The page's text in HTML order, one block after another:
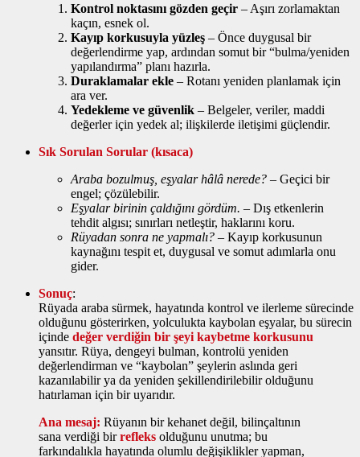
Kontrol noktasını gözden geçir – Aşırı zorlamaktan
kaçın, esnek ol.
Kayıp korkusuyla yüzleş – Önce duygusal bir
değerlendirme yap, ardından somut bir “bulma/yeniden
yapılandırma” planı hazırla.
Duraklamalar ekle – Rotanı yeniden planlamak için
ara ver.
Yedekleme ve güvenlik – Belgeler, veriler, maddi
değerler için yedek al; ilişkilerde iletişimi güçlendir.
Sık Sorulan Sorular (kısaca)
Araba bozulmuş, eşyalar hâlâ nerede? – Geçici bir
engel; çözülebilir.
Eşyalar birinin çaldığını gördüm. – Dış etkenlerin
tehdit algısı; sınırları netleştir, haklarını koru.
Rüyadan sonra ne yapmalı? – Kayıp korkusunun
kaynağını tespit et, duygusal ve somut adımlarla onu
gider.
Sonuç:
Rüyada araba sürmek, hayatında kontrol ve ilerleme sürecinde
olduğunu gösterirken, yolculukta kaybolan eşyalar, bu sürecin
içinde değer verdiğin bir şeyi kaybetme korkusunu
yansıtır. Rüya, dengeyi bulman, kontrolü yeniden
değerlendirman ve “kaybolan” şeylerin aslında geri
kazanılabilir ya da yeniden şekillendirilebilir olduğunu
hatırlaman için bir uyarıdır.
Ana mesaj: Rüyanın bir kehanet değil, bilinçaltının
sana verdiği birrefleks olduğunu unutma; bu
farkındalıkla hayatında olumlu değişiklikler yapman,